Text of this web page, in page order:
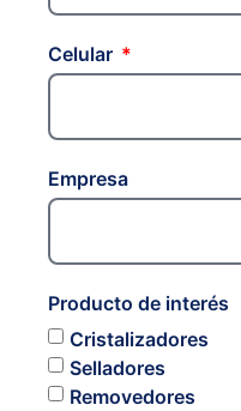
Celular
Empresa
Producto de interés
Cristalizadores
Selladores
Removedores